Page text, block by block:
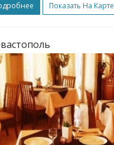
Показать На Карте